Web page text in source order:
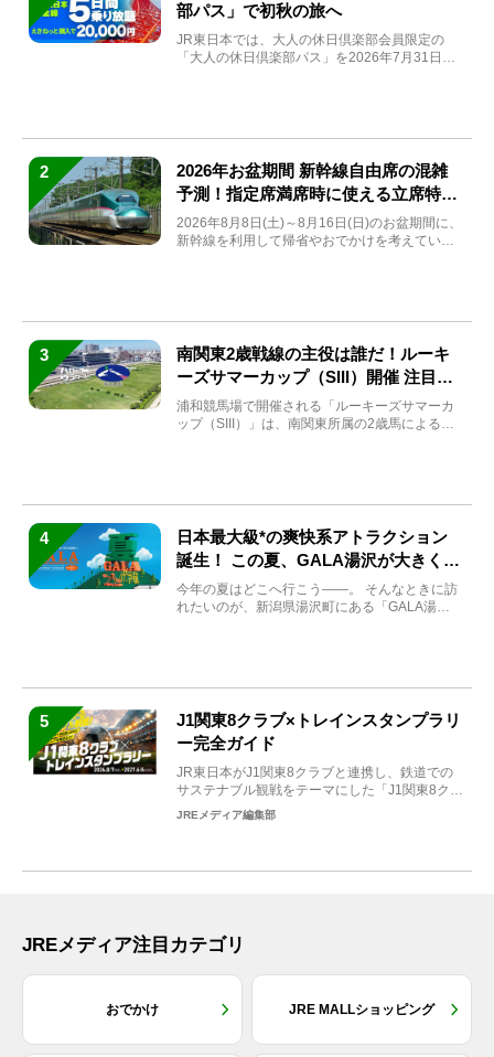
部パス」で初秋の旅へ
JR東日本では、大人の休日倶楽部会員限定の
「大人の休日倶楽部パス」を2026年7月31日
2
2026年お盆期間 新幹線自由席の混雑
予測！指定席満席時に使える立席特急
券も解説
2026年8月8日(土)～8月16日(日)のお盆期間に、
新幹線を利用して帰省やおでかけを考えている
3
南関東2歳戦線の主役は誰だ！ルーキ
ーズサマーカップ（SIII）開催 注目馬
と見どころをチェック
浦和競馬場で開催される「ルーキーズサマーカ
ップ（SIII）」は、南関東所属の2歳馬による注
4
日本最大級*の爽快系アトラクション
誕生！ この夏、GALA湯沢が大きく生
まれ変わる
今年の夏はどこへ行こう――。 そんなときに訪
れたいのが、新潟県湯沢町にある「GALA湯
5
J1関東8クラブ×トレインスタンプラリ
ー完全ガイド
JR東日本がJ1関東8クラブと連携し、鉄道での
サステナブル観戦をテーマにした「J1関東8クラ
ブ×トレイン...
JREメディア編集部
JREメディア注目カテゴリ
おでかけ JRE MALLショッピング